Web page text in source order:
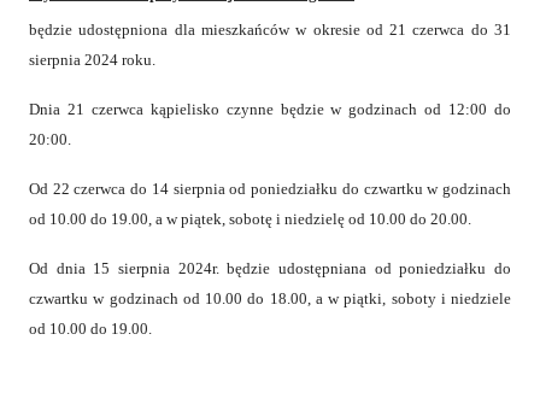
będzie udostępniona dla mieszkańców w okresie od 21 czerwca do 31
sierpnia 2024 roku.
Dnia 21 czerwca kąpielisko czynne będzie w godzinach od 12:00 do
20:00.
Od 22 czerwca do 14 sierpnia od poniedziałku do czwartku w godzinach
od 10.00 do 19.00, a w piątek, sobotę i niedzielę od 10.00 do 20.00.
Od dnia 15 sierpnia 2024r. będzie udostępniana od poniedziałku do
czwartku w godzinach od 10.00 do 18.00, a w piątki, soboty i niedziele
od 10.00 do 19.00.